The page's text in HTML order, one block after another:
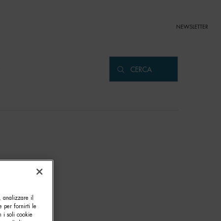
NEWSLETTER
CERCA
analizzare il
per fornirti le
i soli cookie